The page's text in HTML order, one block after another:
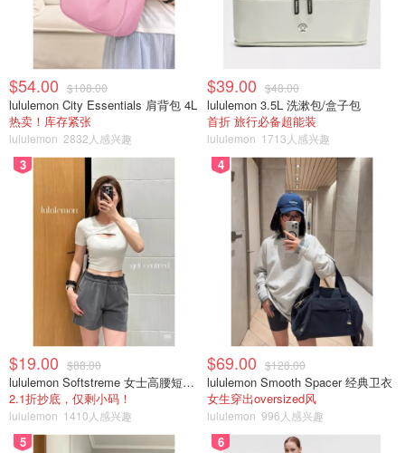
图片来源于James C Lee.，图片版权属于原作者
Miraj Hammam Shangri La Hotel位于多伦多香格里拉酒店
的五楼。这个以摩洛哥为灵感的水疗中心因其是北美两个与
法国护肤品牌Caudalie合作的水疗中心之一而备受关注。在
这里你可以做土耳其浴仪式，做粘土身体面膜，并在躺在耶
路撒冷的金色大理石上接受特殊的 "gommage "去角质护
理。
地址：188 University Ave
$54.00 $108.00
lululemon City Essentials 肩背包 4L
热卖！库存紧张
lululemon 2832人感兴趣
$39.00 $48.00
lululemon 3.5L 洗漱包/盒子包
首折 旅行必备超能装
lululemon 1713人感兴趣
3
$19.00 $88.00
lululemon Softstreme 女士高腰短裤 10cm
2.1折抄底，仅剩小码！
lululemon 1410人感兴趣
4
$69.00 $128.00
lululemon Smooth Spacer 经典卫衣
女生穿出oversized风
lululemon 996人感兴趣
5 6